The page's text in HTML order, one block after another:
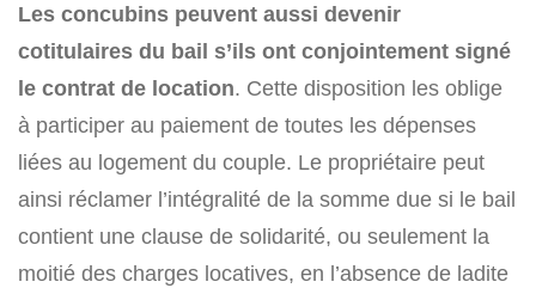
Les concubins peuvent aussi devenir
cotitulaires du bail s’ils ont conjointement signé
le contrat de location. Cette disposition les oblige
à participer au paiement de toutes les dépenses
liées au logement du couple. Le propriétaire peut
ainsi réclamer l’intégralité de la somme due si le bail
contient une clause de solidarité, ou seulement la
moitié des charges locatives, en l’absence de ladite